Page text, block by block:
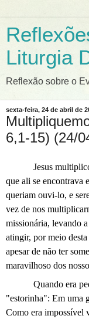
Liturgia
Reflexão sobre o
sexta-feira, 24 de abril de
6,1-15) (24/
Jesus
que ali se encontrava
queriam ouvi-lo, e
vez de nos
missionária, levando
atingir, por meio
apesar de não ter
maravilhoso dos
Quando era
"estorinha": Em uma
Como era impossível